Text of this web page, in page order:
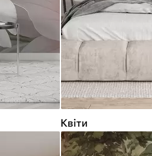
Квіти